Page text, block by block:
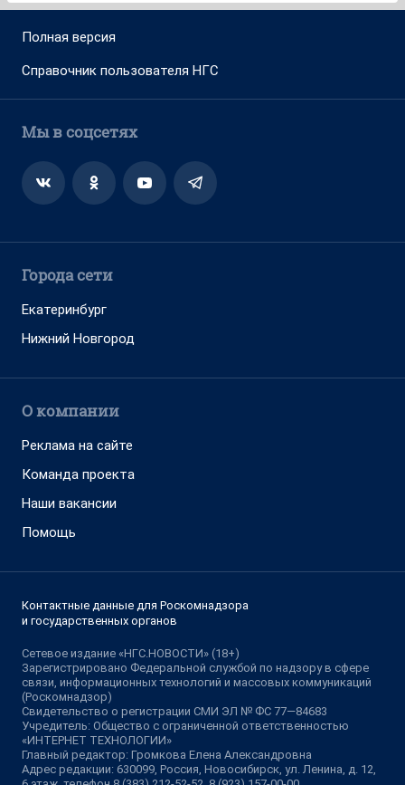
Полная версия
Справочник пользователя НГС
Мы в соцсетях
Города сети
Екатеринбург
Нижний Новгород
О компании
Реклама на сайте
Команда проекта
Наши вакансии
Помощь
Контактные данные для Роскомнадзора
и государственных органов
Сетевое издание «НГС.НОВОСТИ» (18+)
Зарегистрировано Федеральной службой по надзору в сфере
связи, информационных технологий и массовых коммуникаций
(Роскомнадзор)
Свидетельство о регистрации СМИ ЭЛ № ФС 77—84683
Учредитель: Общество с ограниченной ответственностью
«ИНТЕРНЕТ ТЕХНОЛОГИИ»
Главный редактор: Громкова Елена Александровна
Адрес редакции: 630099, Россия, Новосибирск, ул. Ленина, д. 12,